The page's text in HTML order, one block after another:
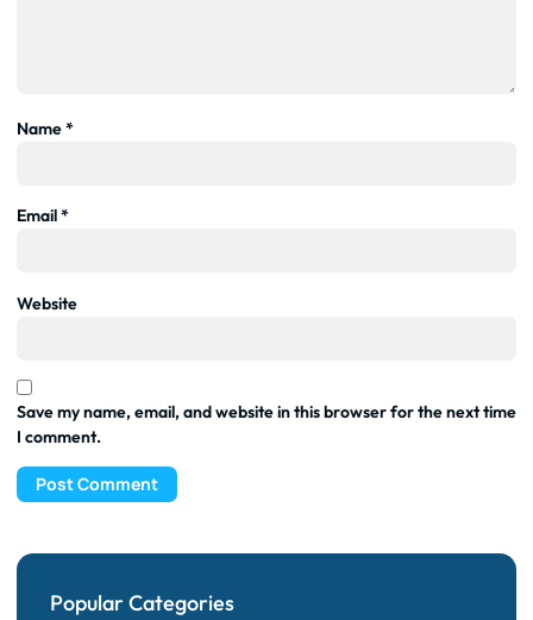
Name*
Email*
Website
Save my name, email, and website in this browser for the next time
I comment.
Popular Categories